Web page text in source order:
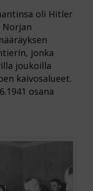
oli Hitler
Norjan
jonka
joukoilla
kaivosalueet.
osana